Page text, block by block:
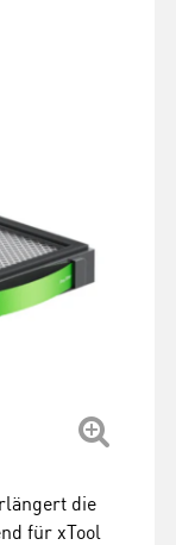
die
für xTool